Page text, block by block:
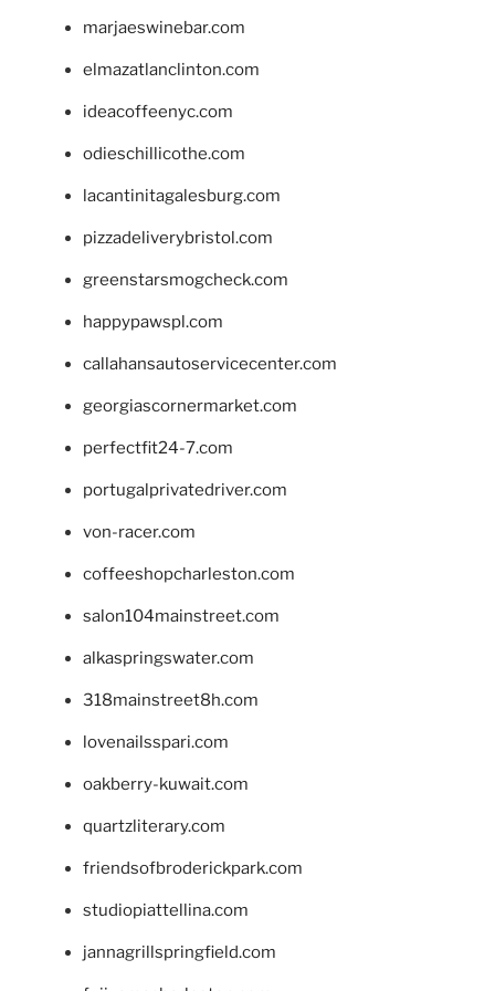
marjaeswinebar.com
elmazatlanclinton.com
ideacoffeenyc.com
odieschillicothe.com
lacantinitagalesburg.com
pizzadeliverybristol.com
greenstarsmogcheck.com
happypawspl.com
callahansautoservicecenter.com
georgiascornermarket.com
perfectfit24-7.com
portugalprivatedriver.com
von-racer.com
coffeeshopcharleston.com
salon104mainstreet.com
alkaspringswater.com
318mainstreet8h.com
lovenailsspari.com
oakberry-kuwait.com
quartzliterary.com
friendsofbroderickpark.com
studiopiattellina.com
jannagrillspringfield.com